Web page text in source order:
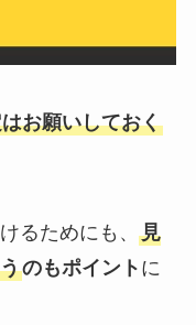
お願いしておく
るためにも、
見
のもポイント に